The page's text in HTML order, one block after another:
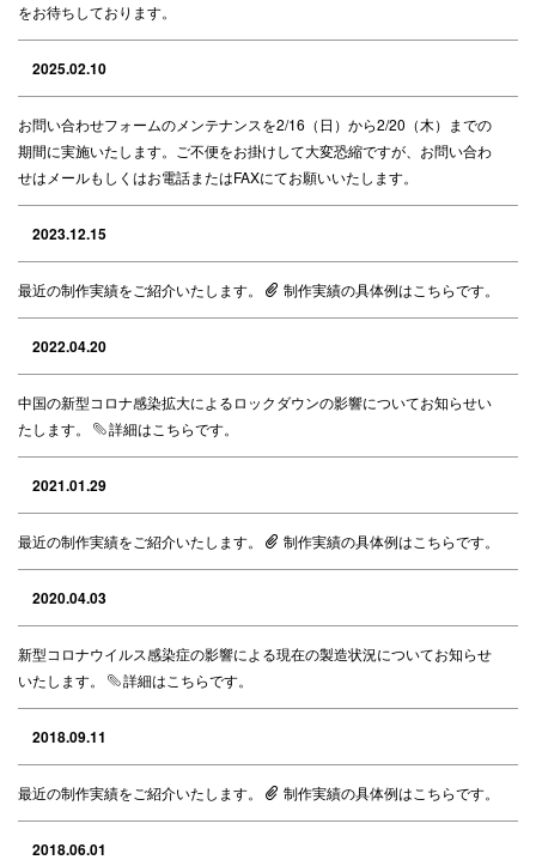
をお待ちしております。
2025.02.10
お問い合わせフォームのメンテナンスを2/16（日）から2/20（木）までの
期間に実施いたします。ご不便をお掛けして大変恐縮ですが、お問い合わ
せはメールもしくはお電話またはFAXにてお願いいたします。
2023.12.15
最近の制作実績をご紹介いたします。 制作実績の具体例はこちらです。
2022.04.20
中国の新型コロナ感染拡大によるロックダウンの影響についてお知らせい
たします。
詳細はこちらです。
2021.01.29
最近の制作実績をご紹介いたします。 制作実績の具体例はこちらです。
2020.04.03
新型コロナウイルス感染症の影響による現在の製造状況についてお知らせ
いたします。
詳細はこちらです。
2018.09.11
最近の制作実績をご紹介いたします。 制作実績の具体例はこちらです。
2018.06.01